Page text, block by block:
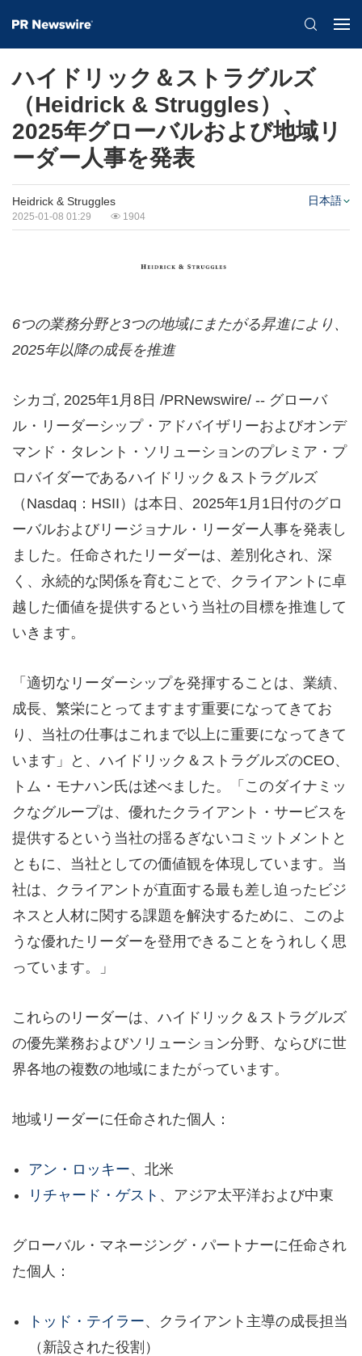
ハイドリック＆ストラグルズ
（Heidrick & Struggles）、
2025年グローバルおよび地域リ
ーダー人事を発表
Heidrick & Struggles
2025-01-08 01:29 1904
日本語
6つの業務分野と3つの地域にまたがる昇進により、
2025年以降の成長を推進
シカゴ, 2025年1月8日 /PRNewswire/ -- グローバ
ル・リーダーシップ・アドバイザリーおよびオンデ
マンド・タレント・ソリューションのプレミア・プ
ロバイダーであるハイドリック＆ストラグルズ
（Nasdaq：HSII）は本日、2025年1月1日付のグロ
ーバルおよびリージョナル・リーダー人事を発表し
ました。任命されたリーダーは、差別化され、深
く、永続的な関係を育むことで、クライアントに卓
越した価値を提供するという当社の目標を推進して
いきます。
「適切なリーダーシップを発揮することは、業績、
成長、繁栄にとってますます重要になってきてお
り、当社の仕事はこれまで以上に重要になってきて
います」と、ハイドリック＆ストラグルズのCEO、
トム・モナハン氏は述べました。「このダイナミッ
クなグループは、優れたクライアント・サービスを
提供するという当社の揺るぎないコミットメントと
ともに、当社としての価値観を体現しています。当
社は、クライアントが直面する最も差し迫ったビジ
ネスと人材に関する課題を解決するために、このよ
うな優れたリーダーを登用できることをうれしく思
っています。」
これらのリーダーは、ハイドリック＆ストラグルズ
の優先業務およびソリューション分野、ならびに世
界各地の複数の地域にまたがっています。
地域リーダーに任命された個人：
アン・ロッキー、北米
リチャード・ゲスト 、アジア太平洋および中東
グローバル・マネージング・パートナーに任命され
た個人：
トッド・テイラー、クライアント主導の成長担当
（新設された役割）